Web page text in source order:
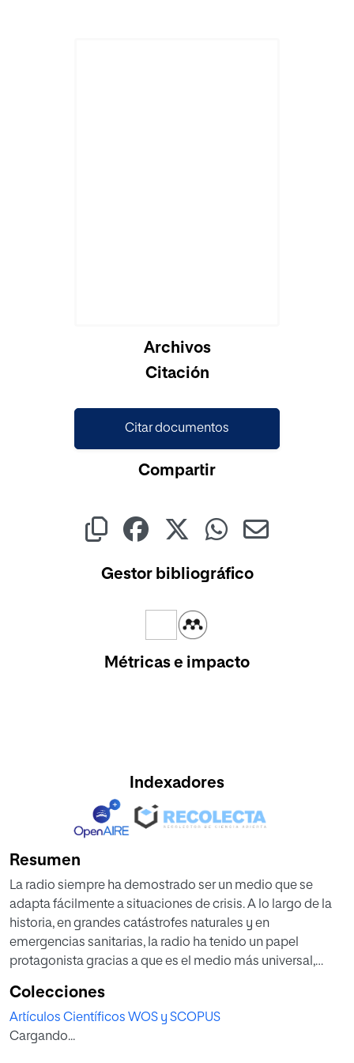
Archivos
Citación
Citar documentos
Compartir
Gestor bibliográfico
Métricas e impacto
Indexadores
Resumen
La radio siempre ha demostrado ser un medio que se
adapta fácilmente a situaciones de crisis. A lo largo de la
historia, en grandes catástrofes naturales y en
emergencias sanitarias, la radio ha tenido un papel
protagonista gracias a que es el medio más universal,
coronavirus, la radio ha mostrado ser un medio de
referencia. Por eso, este artículo tiene como objetivo
mostrar la influencia de la radio en situaciones de crisis y
Colecciones
Artículos Científicos WOS y SCOPUS
Cargando...